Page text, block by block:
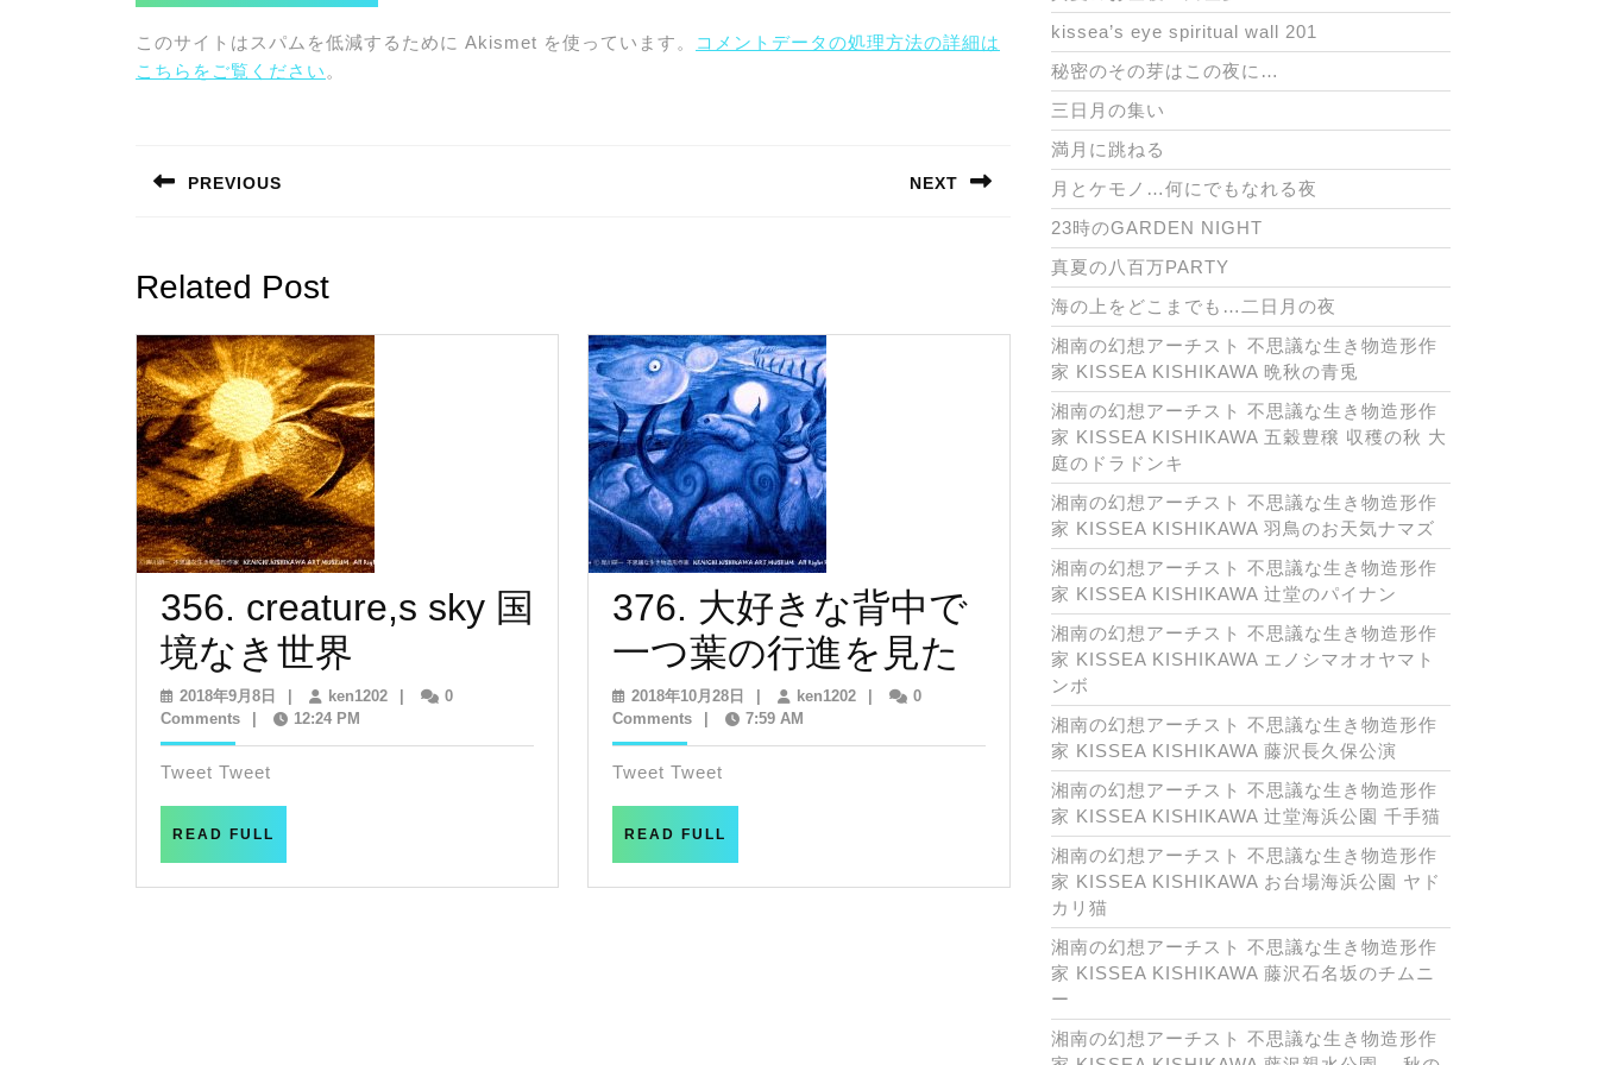
このサイトはスパムを低減するために Akismet を使っています。
コメントデータの処理方法の詳細は
こちらをご覧ください 。
稿
ゲ
ー
シ
ョ
ン
PREVIOUS NEXT
Related Post
356. creature,s sky 国
境なき世界
creature,s
sky
な
2018年9月8日
2018
年
日
ken1202ken12020
Comments
12:24 PM
Tweet Tweet
READ FULL
376. 大好きな背中で
一つ葉の行進を見た
好
背
2018年10月28日
2018
年
ken1202ken12020
Comments
7:59 AM
Tweet Tweet
READ FULL
kissea’s eye spiritual wall 201
秘密のその芽はこの夜に…
三日月の集い
満月に跳ねる
月とケモノ…何にでもなれる夜
23時のGARDEN NIGHT
真夏の八百万PARTY
海の上をどこまでも…二日月の夜
湘南の幻想アーチスト 不思議な生き物造形作
家 KISSEA KISHIKAWA 晩秋の青兎
湘南の幻想アーチスト 不思議な生き物造形作
家 KISSEA KISHIKAWA 五穀豊穣 収穫の秋 大
庭のドラドンキ
湘南の幻想アーチスト 不思議な生き物造形作
家 KISSEA KISHIKAWA 羽鳥のお天気ナマズ
湘南の幻想アーチスト 不思議な生き物造形作
家 KISSEA KISHIKAWA 辻堂のパイナン
湘南の幻想アーチスト 不思議な生き物造形作
家 KISSEA KISHIKAWA エノシマオオヤマト
ンボ
湘南の幻想アーチスト 不思議な生き物造形作
家 KISSEA KISHIKAWA 藤沢長久保公演
湘南の幻想アーチスト 不思議な生き物造形作
家 KISSEA KISHIKAWA 辻堂海浜公園 千手猫
湘南の幻想アーチスト 不思議な生き物造形作
家 KISSEA KISHIKAWA お台場海浜公園 ヤド
カリ猫
湘南の幻想アーチスト 不思議な生き物造形作
家 KISSEA KISHIKAWA 藤沢石名坂のチムニ
ー
湘南の幻想アーチスト 不思議な生き物造形作